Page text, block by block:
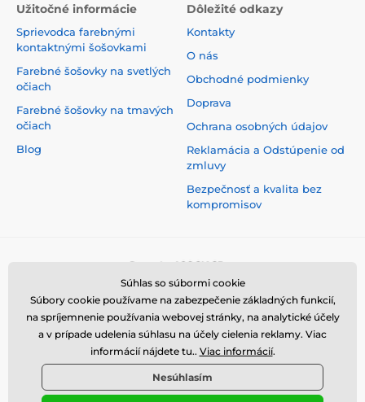
Užitočné informácie
Sprievodca farebnými
kontaktnými šošovkami
Farebné šošovky na svetlých
očiach
Farebné šošovky na tmavých
očiach
Blog
Dôležité odkazy
Kontakty
O nás
Obchodné podmienky
Doprava
Ochrana osobných údajov
Reklamácia a Odstúpenie od
zmluvy
Bezpečnosť a kvalita bez
kompromisov
Súhlas so súbormi cookie
Súbory cookie používame na zabezpečenie základných funkcií,
na spríjemnenie používania webovej stránky, na analytické účely
a v prípade udelenia súhlasu na účely cielenia reklamy. Viac
informácií nájdete tu.. Viac informácií.
Nesúhlasím